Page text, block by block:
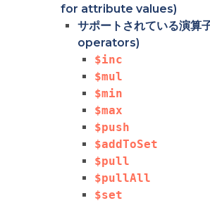
for attribute values)
サポートされている演
operators)
$inc
$mul
$min
$max
$push
$addToSet
$pull
$pullAll
$set